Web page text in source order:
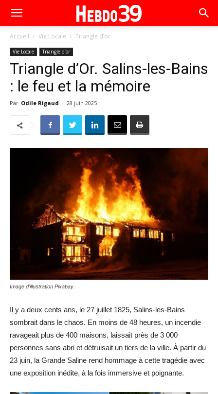
Accueil Vie Locale Triangle d’or
Vie Locale Triangle d’or
Triangle d’Or. Salins-les-Bains
: le feu et la mémoire
Par Odile Rigaud - 28 juin 2025
Image d'illustration Pixabay.
Il y a deux cents ans, le 27 juillet 1825, Salins-les-Bains
sombrait dans le chaos. En moins de 48 heures, un incendie
ravageait plus de 400 maisons, laissait près de 3 000
personnes sans abri et détruisait un tiers de la ville. À partir du
23 juin, la Grande Saline rend hommage à cette tragédie avec
une exposition inédite, à la fois immersive et poignante.